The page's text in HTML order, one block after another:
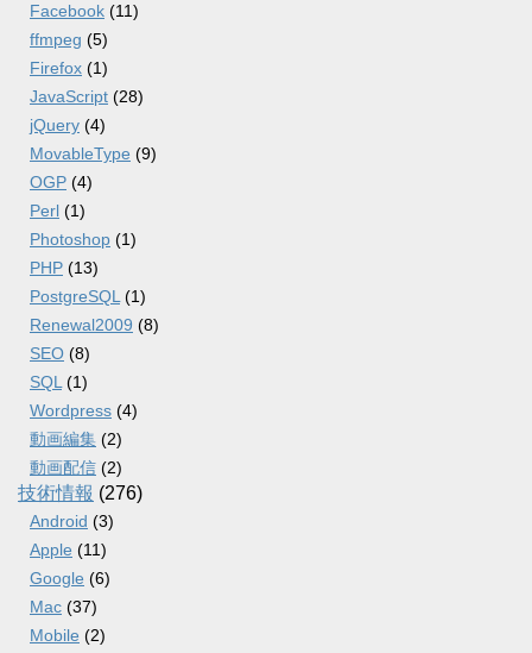
Facebook (11)
ffmpeg (5)
Firefox (1)
JavaScript (28)
jQuery (4)
MovableType (9)
OGP (4)
Perl (1)
Photoshop (1)
PHP (13)
PostgreSQL (1)
Renewal2009 (8)
SEO (8)
SQL (1)
Wordpress (4)
動画編集 (2)
動画配信 (2)
技術情報 (276)
Android (3)
Apple (11)
Google (6)
Mac (37)
Mobile (2)